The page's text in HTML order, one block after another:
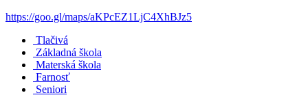
https://goo.gl/maps/aKPcEZ1LjC4XhBJz5
Tlačivá
Základná škola
Materská škola
Farnosť
Seniori